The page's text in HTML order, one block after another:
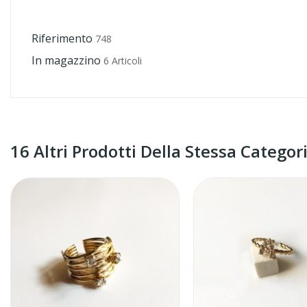
Riferimento 748
In magazzino 6 Articoli
16 Altri Prodotti Della Stessa